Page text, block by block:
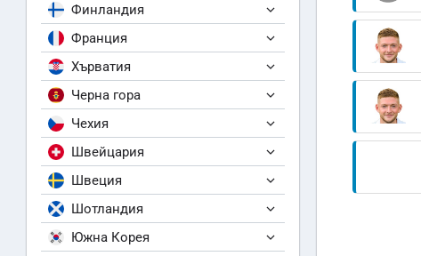
Финландия
Франция
Хърватия
Черна гора
Чехия
Швейцария
Швеция
Шотландия
Южна Корея